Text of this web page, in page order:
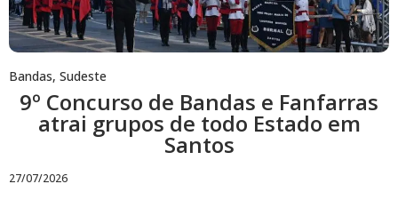
Bandas, Sudeste
9º Concurso de Bandas e Fanfarras
atrai grupos de todo Estado em
Santos
27/07/2026